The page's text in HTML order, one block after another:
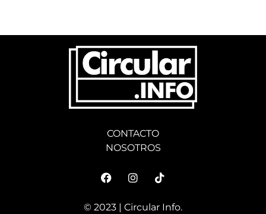
CONTACTO
NOSOTROS
© 2023 | Circular Info.